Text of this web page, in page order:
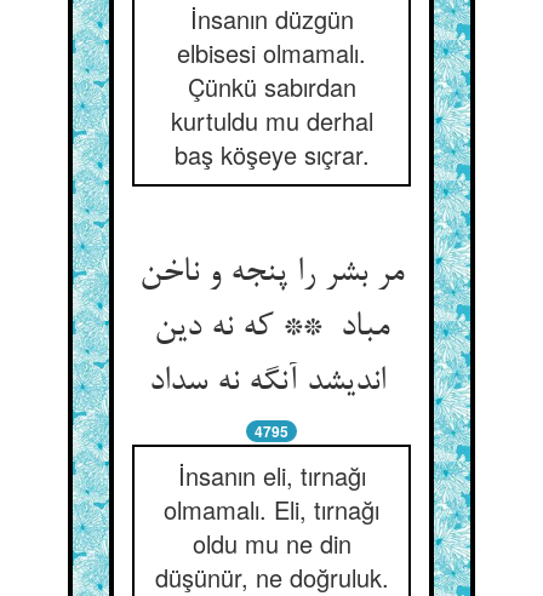
İnsanın düzgün
elbisesi olmamalı.
Çünkü sabırdan
kurtuldu mu derhal
baş köşeye sıçrar.
مر بشر را پنجه و ناخن
مباد ** که نه دین
اندیشد آنگه نه سداد
4795
İnsanın eli, tırnağı
olmamalı. Eli, tırnağı
oldu mu ne din
düşünür, ne doğruluk.